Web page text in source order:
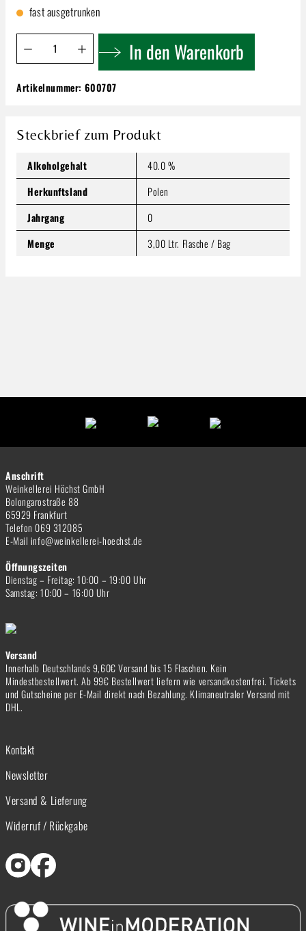
fast ausgetrunken
Produkt Anzahl: Gib den gewünschten Wert ein oder
In den Warenkorb
Belvedere Vodka 40% 3,0l
Inhalt:3 Liter(65,66 € / 1 Liter)
Produkt Anzahl: Gib den gewünschten Wert ein oder
In den Warenkorb
Artikelnummer:600707
Steckbrief zum Produkt
Alkoholgehalt
40.0 %
Herkunftsland
Polen
Jahrgang
0
Menge
3,00 Ltr. Flasche / Bag
Anschrift
Weinkellerei Höchst GmbH
Bolongarostraße 88
65929 Frankfurt
Telefon 069 312085
E-Mail info@weinkellerei-hoechst.de
Öffnungszeiten
Dienstag – Freitag: 10:00 – 19:00 Uhr
Samstag: 10:00 – 16:00 Uhr
Versand
Innerhalb Deutschlands 9,60€ Versand bis 15 Flaschen. Kein
Mindestbestellwert. Ab 99€ Bestellwert liefern wie versandkostenfrei. Tickets
und Gutscheine per E-Mail direkt nach Bezahlung. Klimaneutraler Versand mit
DHL.
Kontakt
Newsletter
Versand & Lieferung
Widerruf / Rückgabe